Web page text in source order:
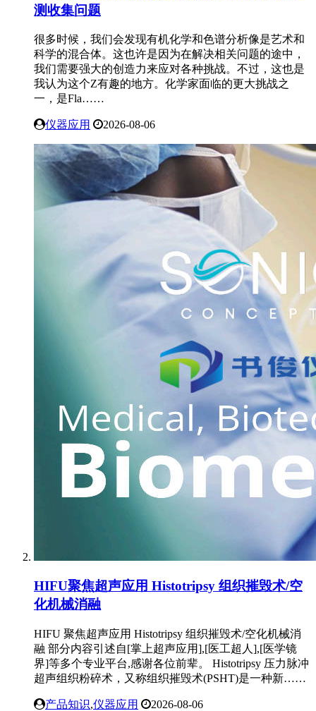
测收集问题
很多时候，我们会发现有机化学和色谱分析像是艺术和
科学的混合体。这也许是因为在解决相关问题的途中，
我们需要强大的创造力来应对各种挑战。不过，这也是
我认为这个Z有趣的地方。化学家面临的更大挑战之
一，是Fla……
仪器应用 2026-08-06
HIFU聚焦超声应用 Histotripsy 组织摧毁术/空
化机械消融
HIFU 聚焦超声应用 Histotripsy 组织摧毁术/空化机械消
融 部分内容引述自[掌上超声应用],[医工超人],[医学镜
界]等多个专业平台,感谢各位前辈。 Histotripsy 压力脉冲
超声组织粉碎术，又称组织摧毁术(PSHT)是一种新……
产品知识,仪器应用 2026-08-06